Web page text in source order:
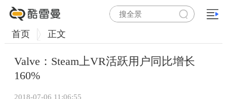
首页 正文
Valve：Steam上VR活跃用户同比增长
160%
2018-07-06 11:06:55